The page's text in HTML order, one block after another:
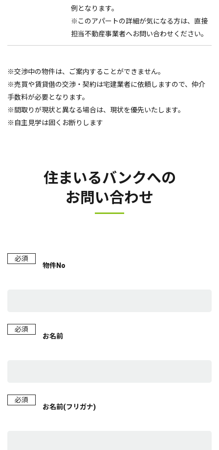
例となります。
※このアパートの詳細が気になる方は、直接
担当不動産事業者へお問い合わせください。
※交渉中の物件は、ご案内することができません。
※売買や賃貸借の交渉・契約は宅建業者に依頼しますので、仲介
手数料が必要となります。
※間取りが現状と異なる場合は、現状を優先いたします。
※自主見学は固くお断りします
住まいるバンクへの
お問い合わせ
必須
物件No
必須
お名前
必須
お名前(フリガナ)